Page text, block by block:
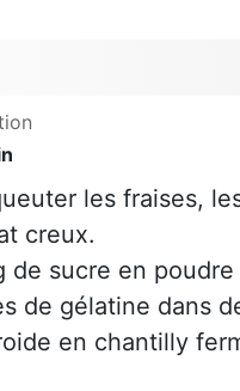
les fraises,
creux.
de sucre en
de gélatine dans
en chantilly